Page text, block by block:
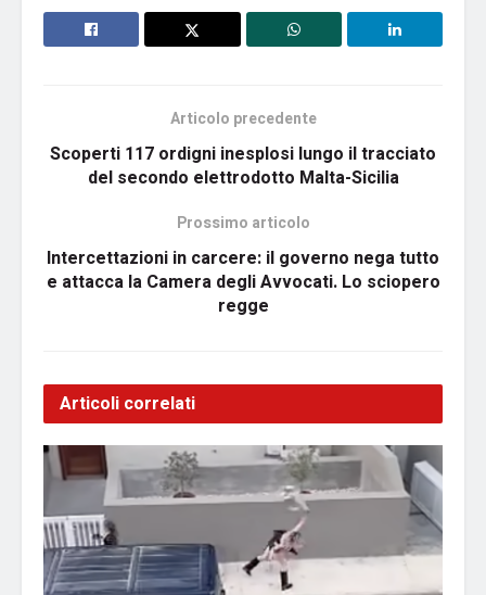
Articolo precedente
Scoperti 117 ordigni inesplosi lungo il tracciato
del secondo elettrodotto Malta-Sicilia
Prossimo articolo
Intercettazioni in carcere: il governo nega tutto
e attacca la Camera degli Avvocati. Lo sciopero
regge
Articoli correlati